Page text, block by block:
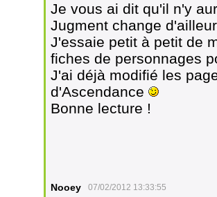
Je vous ai dit qu'il n'y
Jugment change
J'essaie petit à petit de
fiches de personnages
J'ai déjà modifié les
d'Ascendance
Bonne lecture !
Nooey 07/02/2012 13:33:55